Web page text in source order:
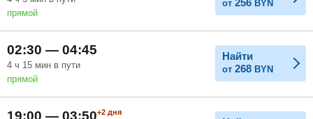
прямой
от BYN
02:30 — 04:45
4 ч 15 мин в пути
прямой
Найти
от 268 BYN
19:00 — 03:50+2 дня